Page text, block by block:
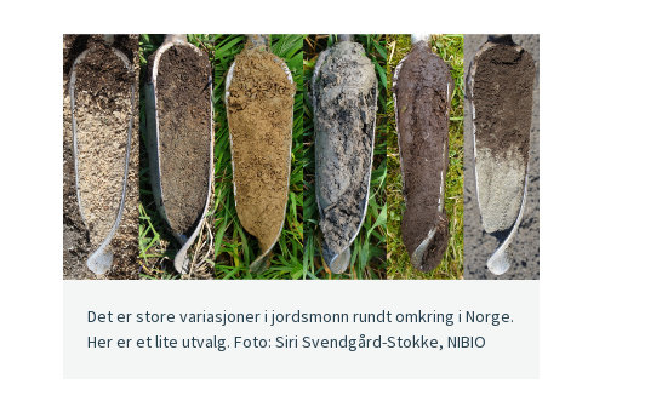
Det er store variasjoner i jordsmonn rundt omkring i Norge.
Her er et lite utvalg. Foto: Siri Svendgård-Stokke, NIBIO